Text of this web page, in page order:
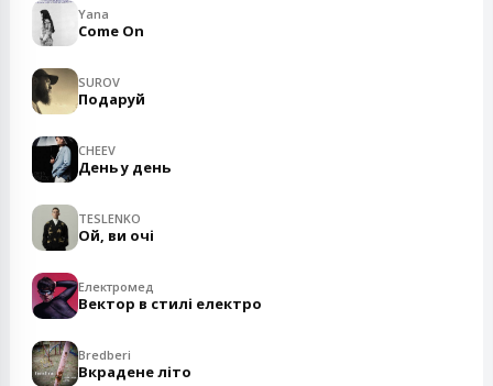
Yana
Come On
SUROV
Подаруй
CHEEV
День у день
TESLENKO
Ой, ви очі
Електромед
Вектор в стилі електро
Bredberi
Вкрадене літо